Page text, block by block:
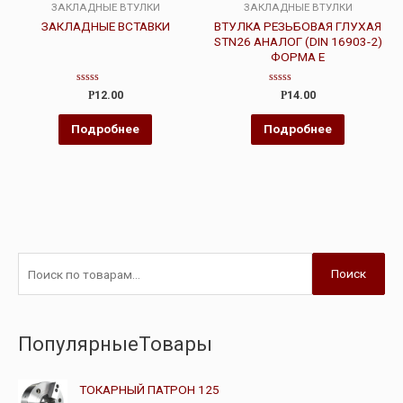
ЗАКЛАДНЫЕ ВТУЛКИ
ЗАКЛАДНЫЕ ВСТАВКИ
Оценка
из
5
Р12.00
Подробнее
ЗАКЛАДНЫЕ ВТУЛКИ
ВТУЛКА РЕЗЬБОВАЯ ГЛУХАЯ
STN26 АНАЛОГ (DIN 16903-2)
ФОРМА Е
Оценка
из
5
Р14.00
Подробнее
Поиск
ПопулярныеТовары
ТОКАРНЫЙ ПАТРОН 125